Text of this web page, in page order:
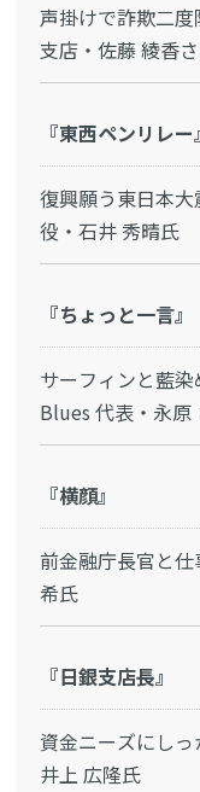
声掛けで詐欺二
支店・佐藤 綾香
『東西ペンリレー』
復興願う東日本
役・石井 秀晴氏
『ちょっと一言』
サーフィンと藍
Blues 代表・永原
『横顔』
前金融庁長官と
希氏
『日銀支店長』
資金ニーズにし
井上 広隆氏